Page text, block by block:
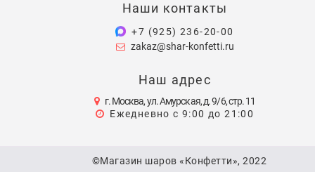
Наши контакты
+7 (925) 236-20-00
zakaz@shar-konfetti.ru
Наш адрес
г. Москва, ул. Амурская, д. 9/6, стр. 11
Ежедневно с 9:00 до 21:00
©Магазин шаров «Конфетти», 2022